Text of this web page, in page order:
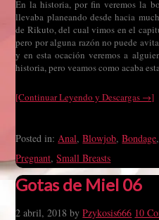
En la historia, por fin veremos la
llevaba planeando desde hacia
de Rikuto, del cual vimos en el
pero por alguna razón no puede
y en esta ocación veremos a
historia, pero veamos como acaba
[Continuar Leyendo y Descargas →]
Posted in:Anal,Blowjob,Bondage
Pregnant,Small Breasts
Gotas de Miel 06
2 abril, 2018 byPzykosis666 10